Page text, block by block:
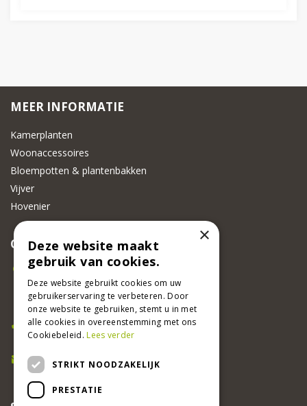
MEER INFORMATIE
Kamerplanten
Woonaccessoires
Bloempotten & plantenbakken
Vijver
Hovenier
CONTACT
Beeker Tuincentrum
Adsteeg 31
6191 PW Beek
Bel ons
046 437 2881
E-mail
info@beekertuincentrum.nl
×
Deze website maakt
gebruik van cookies.
Deze website gebruikt cookies om uw
gebruikerservaring te verbeteren. Door
onze website te gebruiken, stemt u in met
alle cookies in overeenstemming met ons
Cookiebeleid.Lees verder
STRIKT NOODZAKELIJK
PRESTATIE